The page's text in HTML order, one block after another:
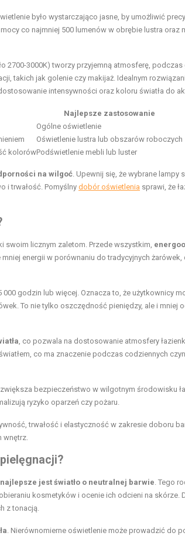
było wystarczająco jasne, by umożliwić
co najmniej 500 lumenów w obrębie lustra oraz
2700-3000K) tworzy przyjemną atmosferę,
takich jak golenie czy makijaż. Idealnym
intensywności oraz koloru światła do
Najlepsze zastosowanie
Ogólne oświetlenie
Oświetlenie lustra lub obszarów roboczych
kolorówPodświetlenie mebli lub luster
na wilgoć. Upewnij się, że wybrane lampy
i trwałość. Pomyślny dobór oświetlenia sprawi, że
swoim licznym zaletom. Przede wszystkim,
energii w porównaniu do tradycyjnych
000 godzin lub więcej. Oznacza to, że użytkownicy
To nie tylko oszczędność pieniędzy, ale i mniej
, co pozwala na dostosowanie atmosfery
co ma znaczenie podczas codziennych
bezpieczeństwo w wilgotnym środowisku
ryzyko oparzeń czy pożaru.
trwałość i elastyczność w zakresie doboru
wnętrz.
najlepsze jest światło o neutralnej barwie. Tego
kosmetyków i ocenie ich odcieni na skórze.
z tonacją.
. Nierównomierne oświetlenie może prowadzić do